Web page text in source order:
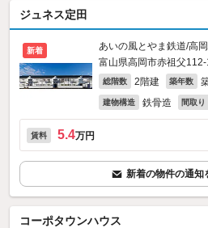
ジュネス定田
新着
あいの風とやま鉄道/高
富山県高岡市赤祖父
総階数 2階建 築年数
建物構造 鉄骨造 間取り
賃料 5.4万円
新着の物件の通知
コーポタウンハウス